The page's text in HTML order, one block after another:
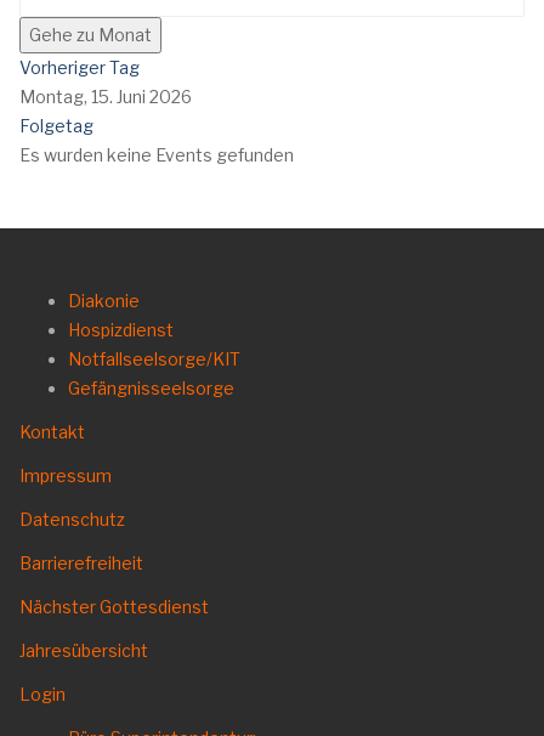
Gehe zu Monat
Vorheriger Tag
Montag, 15. Juni 2026
Folgetag
Es wurden keine Events gefunden
Diakonie
Hospizdienst
Notfallseelsorge/KIT
Gefängnisseelsorge
Kontakt
Impressum
Datenschutz
Barrierefreiheit
Nächster Gottesdienst
Jahresübersicht
Login